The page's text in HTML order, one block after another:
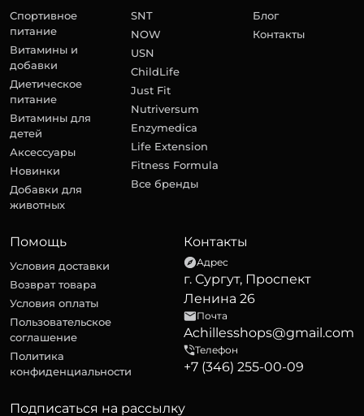
Спортивное
питание
Витамины и
добавки
Диетическое
питание
Витамины для
детей
Аксессуары
Новинки
Добавки для
животных
SNT
NOW
USN
ChildLife
Just Fit
Nutriversum
Enzymedica
Life Extension
Fitness Formula
Все бренды
Блог
Контакты
Помощь
Условия доставки
Возврат товара
Условия оплаты
Пользовательское
соглашение
Политика
конфиденциальности
Контакты
Адрес
г. Сургут, Проспект
Ленина 26
Почта
Achillesshops@gmail.com
Телефон
+7 (346) 255-00-09
Подписаться на рассылку